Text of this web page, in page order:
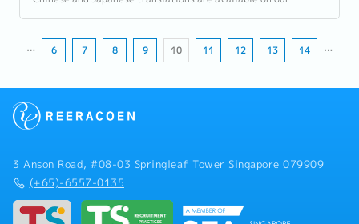
… 6 7 8 9 10 11 12 13 14 …
3 Anson Road, #08-03 Springleaf Tower Singapore 079909
(+65)-6557-0135